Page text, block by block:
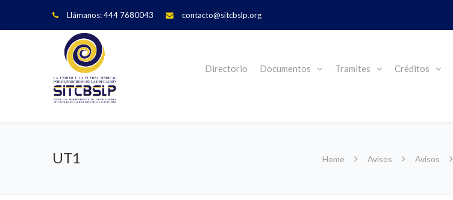
Llámanos: 444 7680043 contacto@sitcbslp.org
Directorio Documentos Tramites Créditos
UT1 Home Avisos Avisos